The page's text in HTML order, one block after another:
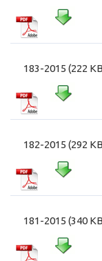
183-2015 (222
182-2015 (292
181-2015 (340